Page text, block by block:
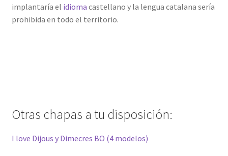
implantaría el idioma castellano y la lengua catalana sería
prohibida en todo el territorio.
Otras chapas a tu disposición:
I love Dijous y Dimecres BO (4 modelos)